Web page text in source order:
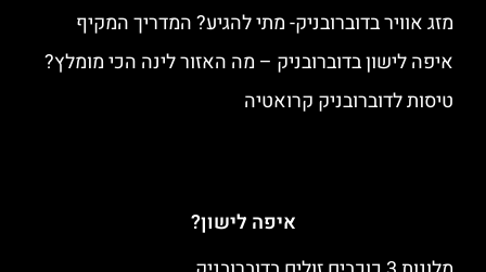
מזג אוויר בדוברובניק- מתי להגיע? המדריך המקיף
איפה לישון בדוברובניק – מה האזור לינה הכי מומלץ?
טיסות לדוברובניק קרואטיה
איפה לישון?